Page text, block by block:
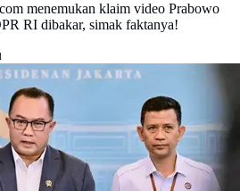
menemukan klaim video Prabowo
RI dibakar, simak faktanya!